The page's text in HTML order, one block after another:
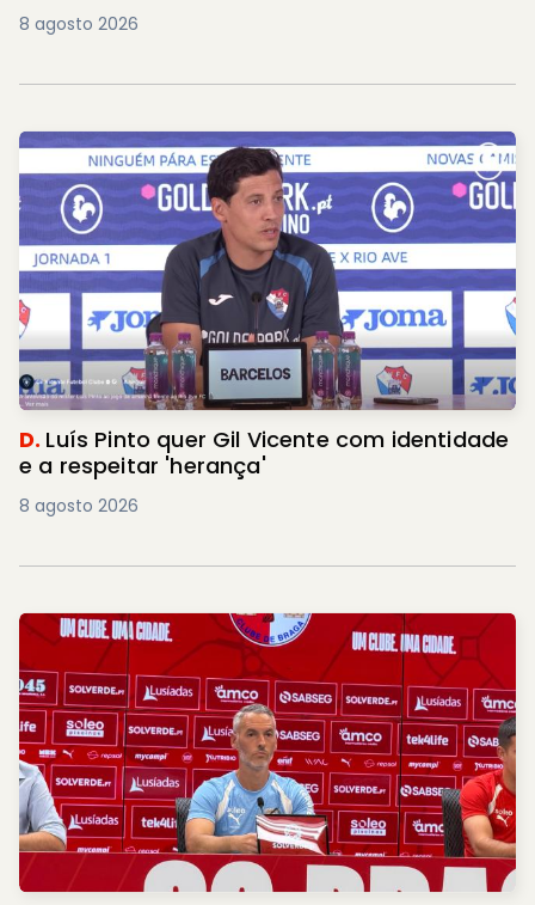
8 agosto 2026
D. Luís Pinto quer Gil Vicente com identidade
e a respeitar 'herança'
8 agosto 2026